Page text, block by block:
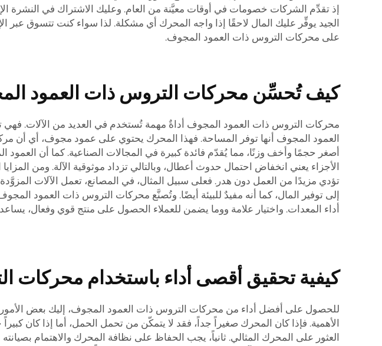
إذ تقدِّم الشركات خصومات في أوقات معيَّنة من العام. وعليك الاشتراك في النشرة
الجيد يوفِّر عليك المال لاحقًا إذا واجه المحرك أي مشكلة. لذا سواء كنت تتسوق
على محركات التروس ذات العمود المجوف.
كيف تُحسِّن محركات التروس ذات العمود
محركات التروس ذات العمود المجوف أداةٌ مهمة تُستخدم في العديد من الآلات. فهي
العمود المجوف أنها توفر المساحة. فهذا المحرك يحتوي على عمود مجوف، أي أن
أصغر حجمًا وأخف وزنًا، مما يُقدّم فائدة كبيرة في المجالات الصناعية. كما أن
الأجزاء يعني انخفاض احتمال حدوث أعطال، وبالتالي تزداد موثوقية الآلة. ومن
تؤدي مزيدًا من العمل دون هدر. فعلى سبيل المثال، في المصانع، تعمل الآلات
إلى توفير المال، كما أنه مفيدٌ للبيئة أيضًا. وتُصنَّع محركات التروس ذات العمود
أداء المعدات. واختيار علامة ووما يضمن للعملاء الحصول على منتج قوي وفعال،
كيفية تحقيق أقصى أداء باستخدام محركات
للحصول على أفضل أداء من محركات التروس ذات العمود المجوف، إليك بعض الأمور
الأهمية. فإذا كان المحرك صغيراً جداً، فقد لا يتمكّن من تحمل الحمل، أما إذا كان
العثور على المحرك المثالي. ثانياً، يجب الحفاظ على نظافة المحرك والاهتمام